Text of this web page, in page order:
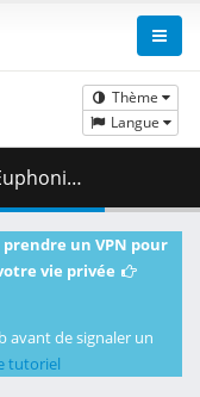
Thème
Langue
( 487.04 MB )
un VPN pour
vie privée
avant de signaler un
tutoriel